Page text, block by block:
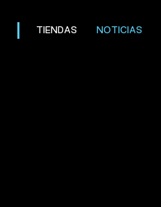
TIENDAS NOTICIAS